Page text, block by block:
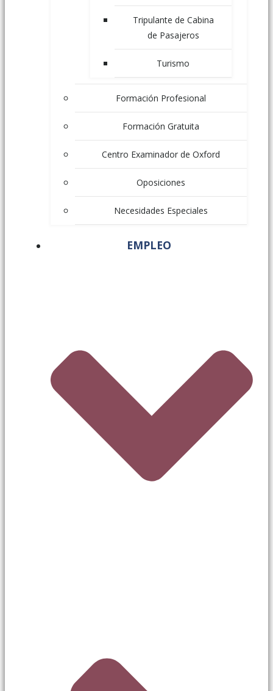
Tripulante de Cabina
de Pasajeros
Turismo
Formación Profesional
Formación Gratuita
Centro Examinador de Oxford
Oposiciones
Necesidades Especiales
EMPLEO